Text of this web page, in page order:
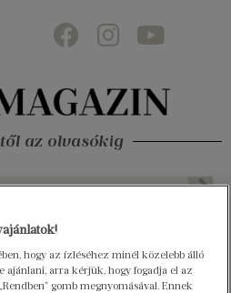
az olvasókig
hogy az ízléséhez minél közelebb álló
ajánlani, arra kérjük, hogy fogadja el az
gomb megnyomásával. Ennek